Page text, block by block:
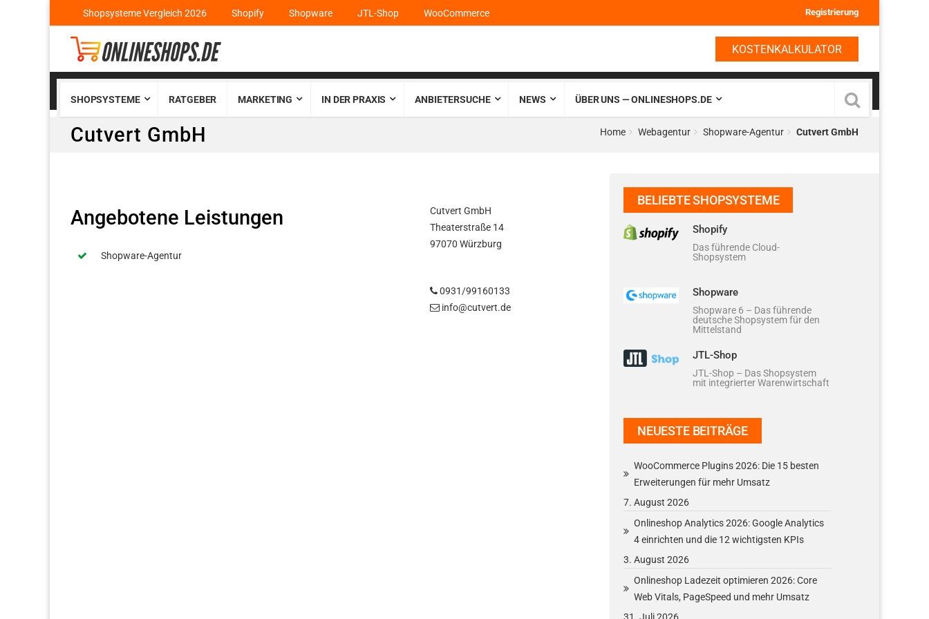
Shopsysteme Vergleich 2026 Shopify Shopware JTL-Shop WooCommerce Registrierung
KOSTENKALKULATOR
SHOPSYSTEME RATGEBER MARKETING IN DER PRAXIS ANBIETERSUCHE NEWS ÜBER UNS — ONLINESHOPS.DE
Cutvert GmbH Home Webagentur Shopware-Agentur Cutvert GmbH
Angebotene Leistungen
Shopware-Agentur
Cutvert GmbH
Theaterstraße 14
97070 Würzburg
0931/99160133
info@cutvert.de
BELIEBTE SHOPSYSTEME
Shopify
Das führende Cloud-
Shopsystem
Shopware
Shopware 6 – Das führende
deutsche Shopsystem für den
Mittelstand
JTL-Shop
JTL-Shop – Das Shopsystem
mit integrierter Warenwirtschaft
NEUESTE BEITRÄGE
WooCommerce Plugins 2026: Die 15 besten
Erweiterungen für mehr Umsatz
7. August 2026
Onlineshop Analytics 2026: Google Analytics
4 einrichten und die 12 wichtigsten KPIs
3. August 2026
Onlineshop Ladezeit optimieren 2026: Core
Web Vitals, PageSpeed und mehr Umsatz